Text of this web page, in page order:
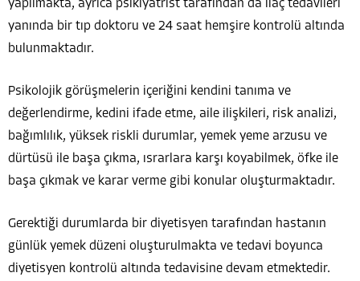
yapılmakta, ayrıca psikiyatrist tarafından da ilaç tedavileri
yanında bir tıp doktoru ve 24 saat hemşire kontrolü altında
bulunmaktadır.
Psikolojik görüşmelerin içeriğini kendini tanıma ve
değerlendirme, kedini ifade etme, aile ilişkileri, risk analizi,
bağımlılık, yüksek riskli durumlar, yemek yeme arzusu ve
dürtüsü ile başa çıkma, ısrarlara karşı koyabilmek, öfke ile
başa çıkmak ve karar verme gibi konular oluşturmaktadır.
Gerektiği durumlarda bir diyetisyen tarafından hastanın
günlük yemek düzeni oluşturulmakta ve tedavi boyunca
diyetisyen kontrolü altında tedavisine devam etmektedir.